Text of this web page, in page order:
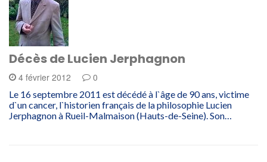
Décès de Lucien Jerphagnon
4 février 2012 0
Le 16 septembre 2011 est décédé à l`âge de 90 ans, victime
d`un cancer, l`historien français de la philosophie Lucien
Jerphagnon à Rueil-Malmaison (Hauts-de-Seine). Son…